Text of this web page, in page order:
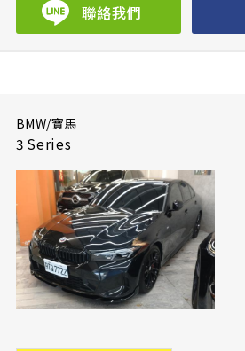
聯絡我們
BMW/寶馬
3 Series